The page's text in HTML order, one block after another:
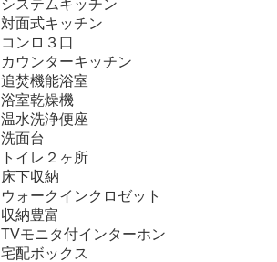
システムキッチン
対面式キッチン
コンロ３口
カウンターキッチン
追焚機能浴室
浴室乾燥機
温水洗浄便座
洗面台
トイレ２ヶ所
床下収納
ウォークインクロゼット
収納豊富
TVモニタ付インターホン
宅配ボックス